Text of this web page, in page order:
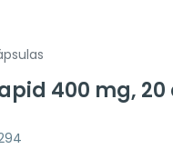
400 mg,